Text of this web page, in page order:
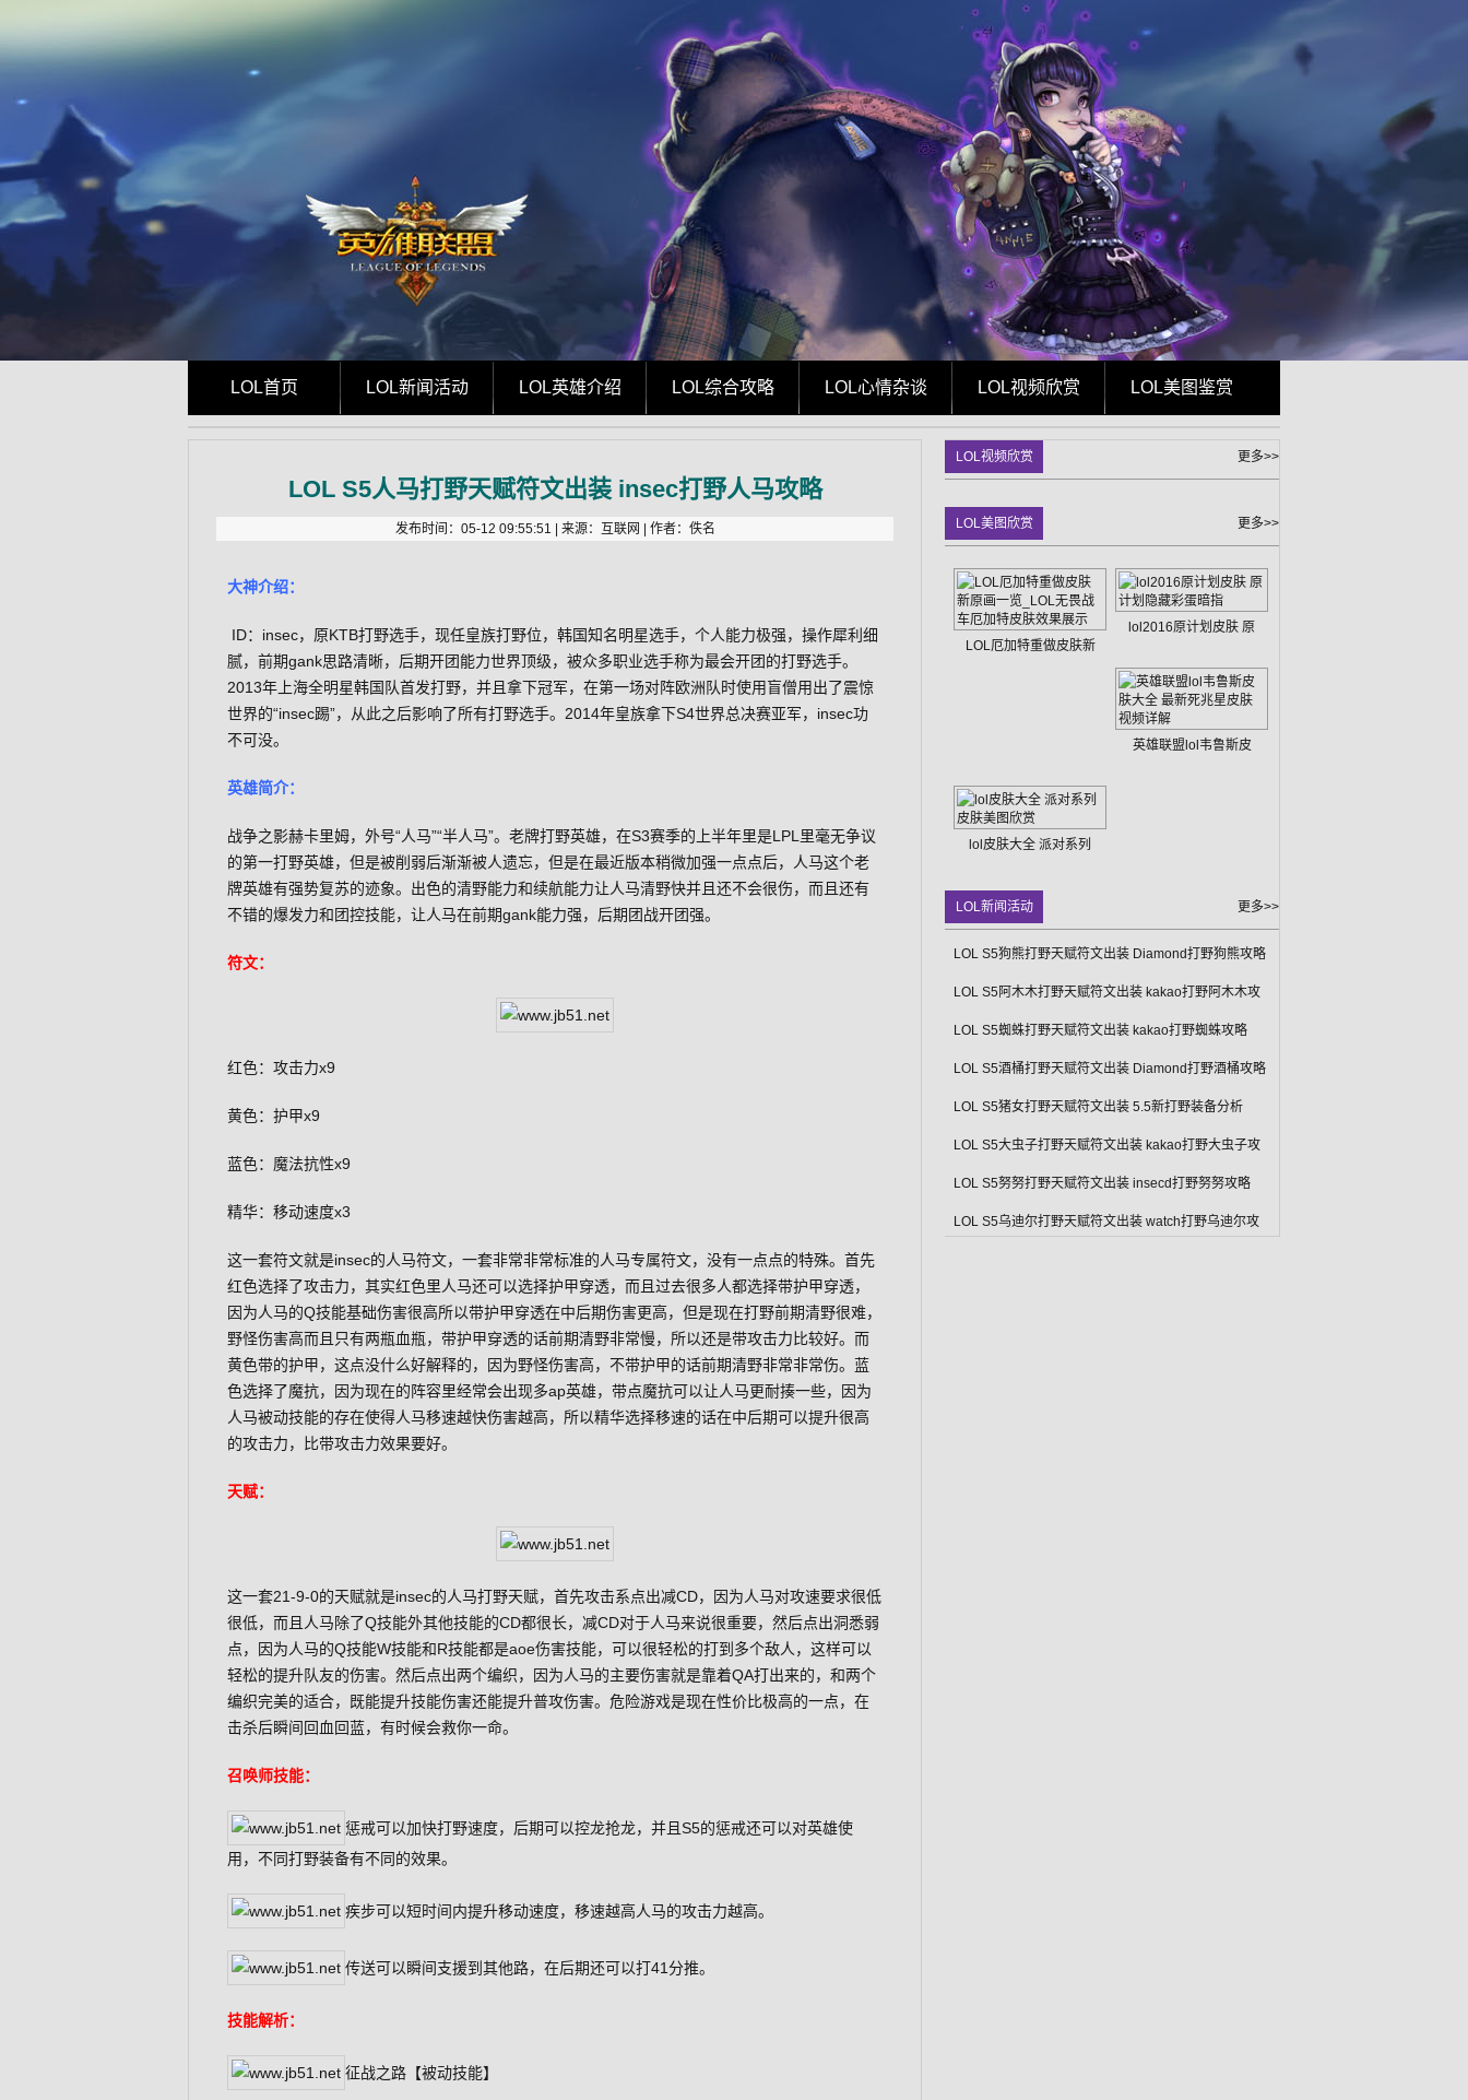
LOL首页 LOL新闻活动 LOL英雄介绍 LOL综合攻略 LOL心情杂谈 LOL视频欣赏 LOL美图鉴赏
LOL S5人马打野天赋符文出装 insec打野人马攻略
发布时间：05-12 09:55:51 | 来源：互联网 | 作者：佚名
大神介绍：
ID：insec，原KTB打野选手，现任皇族打野位，韩国知名明星选手，个人能力极强，操作犀利细
腻，前期gank思路清晰，后期开团能力世界顶级，被众多职业选手称为最会开团的打野选手。
2013年上海全明星韩国队首发打野，并且拿下冠军，在第一场对阵欧洲队时使用盲僧用出了震惊
世界的“insec踢”，从此之后影响了所有打野选手。2014年皇族拿下S4世界总决赛亚军，insec功
不可没。
英雄简介：
战争之影赫卡里姆，外号“人马”“半人马”。老牌打野英雄，在S3赛季的上半年里是LPL里毫无争议
的第一打野英雄，但是被削弱后渐渐被人遗忘，但是在最近版本稍微加强一点点后，人马这个老
牌英雄有强势复苏的迹象。出色的清野能力和续航能力让人马清野快并且还不会很伤，而且还有
不错的爆发力和团控技能，让人马在前期gank能力强，后期团战开团强。
符文：
红色：攻击力x9
黄色：护甲x9
蓝色：魔法抗性x9
精华：移动速度x3
这一套符文就是insec的人马符文，一套非常非常标准的人马专属符文，没有一点点的特殊。首先
红色选择了攻击力，其实红色里人马还可以选择护甲穿透，而且过去很多人都选择带护甲穿透，
因为人马的Q技能基础伤害很高所以带护甲穿透在中后期伤害更高，但是现在打野前期清野很难，
野怪伤害高而且只有两瓶血瓶，带护甲穿透的话前期清野非常慢，所以还是带攻击力比较好。而
黄色带的护甲，这点没什么好解释的，因为野怪伤害高，不带护甲的话前期清野非常非常伤。蓝
色选择了魔抗，因为现在的阵容里经常会出现多ap英雄，带点魔抗可以让人马更耐揍一些，因为
人马被动技能的存在使得人马移速越快伤害越高，所以精华选择移速的话在中后期可以提升很高
的攻击力，比带攻击力效果要好。
天赋：
这一套21-9-0的天赋就是insec的人马打野天赋，首先攻击系点出减CD，因为人马对攻速要求很低
很低，而且人马除了Q技能外其他技能的CD都很长，减CD对于人马来说很重要，然后点出洞悉弱
点，因为人马的Q技能W技能和R技能都是aoe伤害技能，可以很轻松的打到多个敌人，这样可以
轻松的提升队友的伤害。然后点出两个编织，因为人马的主要伤害就是靠着QA打出来的，和两个
编织完美的适合，既能提升技能伤害还能提升普攻伤害。危险游戏是现在性价比极高的一点，在
击杀后瞬间回血回蓝，有时候会救你一命。
召唤师技能：
惩戒可以加快打野速度，后期可以控龙抢龙，并且S5的惩戒还可以对英雄使
用，不同打野装备有不同的效果。
疾步可以短时间内提升移动速度，移速越高人马的攻击力越高。
传送可以瞬间支援到其他路，在后期还可以打41分推。
技能解析：
征战之路【被动技能】
LOL视频欣赏 更多>>
LOL美图欣赏 更多>>
LOL厄加特重做皮肤新
lol2016原计划皮肤 原
英雄联盟lol韦鲁斯皮
lol皮肤大全 派对系列
LOL新闻活动 更多>>
LOL S5狗熊打野天赋符文出装 Diamond打野狗熊攻略
LOL S5阿木木打野天赋符文出装 kakao打野阿木木攻
LOL S5蜘蛛打野天赋符文出装 kakao打野蜘蛛攻略
LOL S5酒桶打野天赋符文出装 Diamond打野酒桶攻略
LOL S5猪女打野天赋符文出装 5.5新打野装备分析
LOL S5大虫子打野天赋符文出装 kakao打野大虫子攻
LOL S5努努打野天赋符文出装 insecd打野努努攻略
LOL S5乌迪尔打野天赋符文出装 watch打野乌迪尔攻